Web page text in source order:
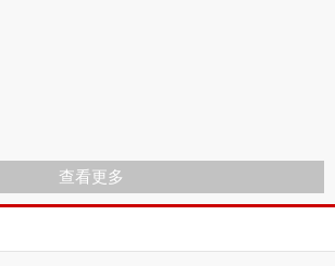
查看更多